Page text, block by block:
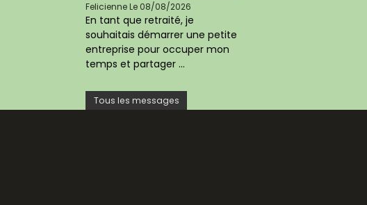
FelicienneLe 08/08/2026
En tant que retraité, je
souhaitais démarrer une petite
entreprise pour occuper mon
temps et partager ...
Tous les messages